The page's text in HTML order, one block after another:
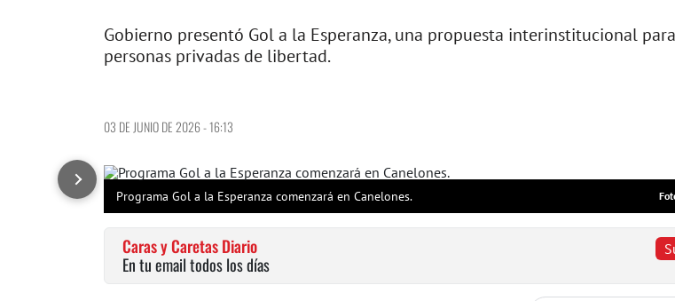
Gobierno presentó Gol a la Esperanza, una propuesta interinstitucional
personas privadas de libertad.
03 DE JUNIO DE 2026 - 16:13
Programa Gol a la Esperanza comenzará en Canelones.
Caras y Caretas Diario
En tu email todos los días